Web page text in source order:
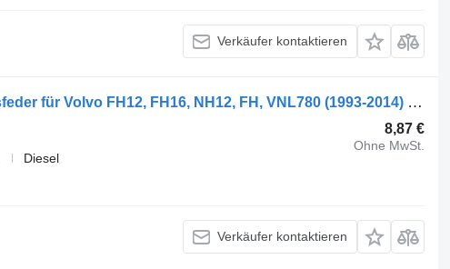
Verkäufer kontaktieren
Volvo FH (01.05-) 20895863 Gasfeder für Volvo FH12, FH16, NH12, FH, VNL780 (1993-2014) Sattelzugmaschine
8,87 €
Ohne MwSt.
Diesel
Verkäufer kontaktieren